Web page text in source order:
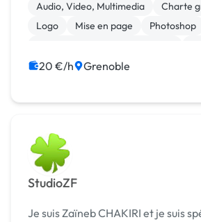
dans la communication, car je suis
Audio, Video, Multimedia
Charte
Logo
Mise en page
Photoshop
Communication
20 €/h Grenoble
StudioZF
Je suis Zaïneb CHAKIRI et je suis